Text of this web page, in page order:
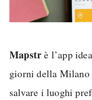
Mapstrè l’app
giorni della Milano
salvare i luoghi